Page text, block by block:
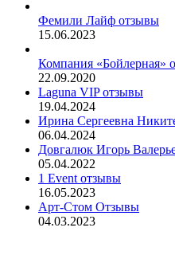
Фемили Лайф отзывы
15.06.2023
Компания «Бойлерная»
22.09.2020
Laguna VIP отзывы
19.04.2024
Ирина Сергеевна
06.04.2024
Довгалюк Игорь
05.04.2022
1 Event отзывы
16.05.2023
Арт-Стом Отзывы
04.03.2023